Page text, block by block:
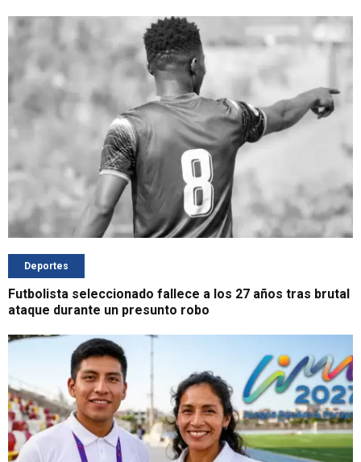
Deportes
Futbolista seleccionado fallece a los 27 años tras brutal
ataque durante un presunto robo